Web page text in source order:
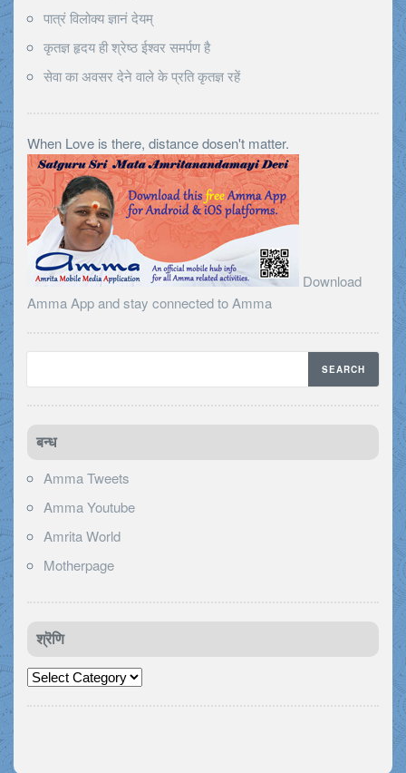
पात्रं विलोक्य ज्ञानं देयम्
कृतज्ञ हृदय ही श्रेष्ठ ईश्वर समर्पण है
सेवा का अवसर देने वाले के प्रति कृतज्ञ रहें
When Love is there, distance dosen't matter.
Download
Amma App and stay connected to Amma
बन्ध
Amma Tweets
Amma Youtube
Amrita World
Motherpage
श्रॆणि
श्रॆणि